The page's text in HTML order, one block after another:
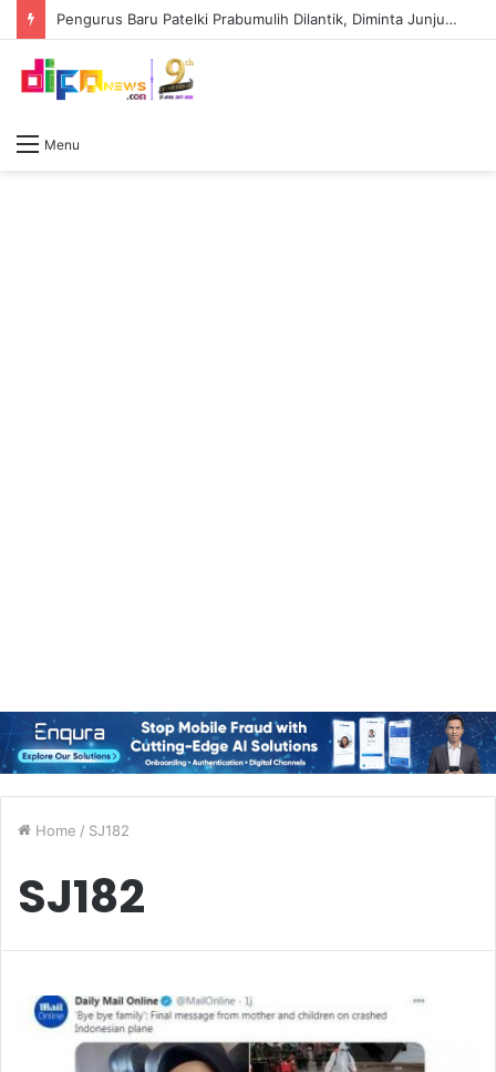
Pengurus Baru Patelki Prabumulih Dilantik, Diminta Junjung Tinggi Kode Etik Profesi
Menu
Home / SJ182
SJ182